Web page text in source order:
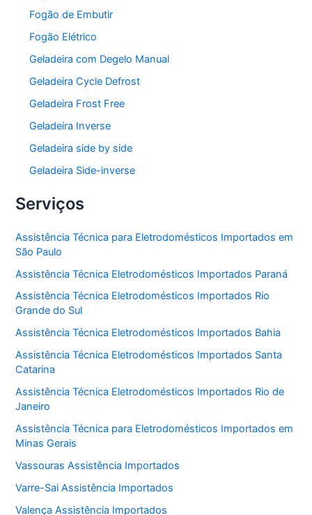
Fogão de Embutir
Fogão Elétrico
Geladeira com Degelo Manual
Geladeira Cycle Defrost
Geladeira Frost Free
Geladeira Inverse
Geladeira side by side
Geladeira Side-inverse
Serviços
Assistência Técnica para Eletrodomésticos Importados em
São Paulo
Assistência Técnica Eletrodomésticos Importados Paraná
Assistência Técnica Eletrodomésticos Importados Rio
Grande do Sul
Assistência Técnica Eletrodomésticos Importados Bahia
Assistência Técnica Eletrodomésticos Importados Santa
Catarina
Assistência Técnica Eletrodomésticos Importados Rio de
Janeiro
Assistência Técnica para Eletrodomésticos Importados em
Minas Gerais
Vassouras Assistência Importados
Varre-Sai Assistência Importados
Valença Assistência Importados